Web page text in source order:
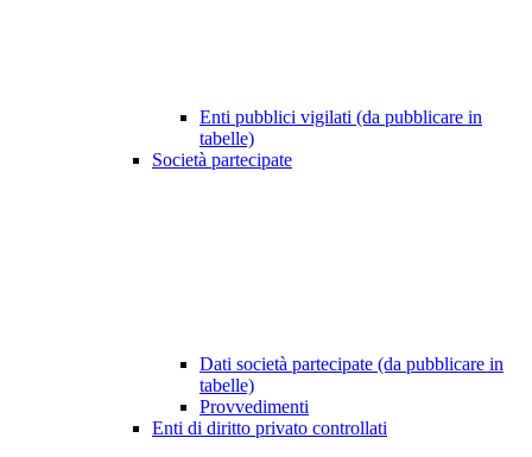
Enti pubblici vigilati (da pubblicare in
tabelle)
Società partecipate
Dati società partecipate (da pubblicare in
tabelle)
Provvedimenti
Enti di diritto privato controllati